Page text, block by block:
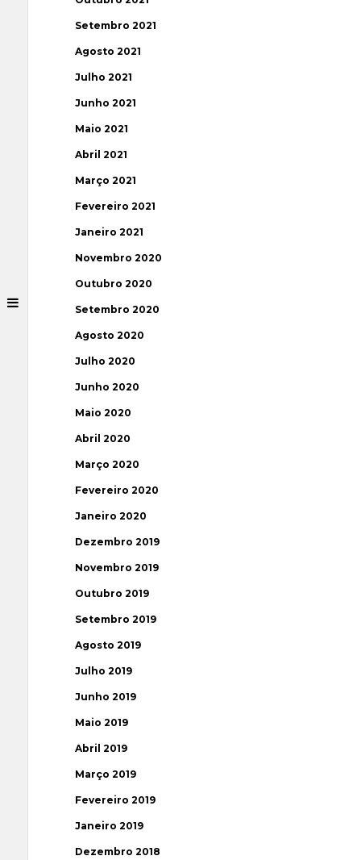
Setembro 2021
Agosto 2021
Julho 2021
Junho 2021
Maio 2021
Abril 2021
Março 2021
Fevereiro 2021
Janeiro 2021
Novembro 2020
Outubro 2020
Setembro 2020
Agosto 2020
Julho 2020
Junho 2020
Maio 2020
Abril 2020
Março 2020
Fevereiro 2020
Janeiro 2020
Dezembro 2019
Novembro 2019
Outubro 2019
Setembro 2019
Agosto 2019
Julho 2019
Junho 2019
Maio 2019
Abril 2019
Março 2019
Fevereiro 2019
Janeiro 2019
Dezembro 2018